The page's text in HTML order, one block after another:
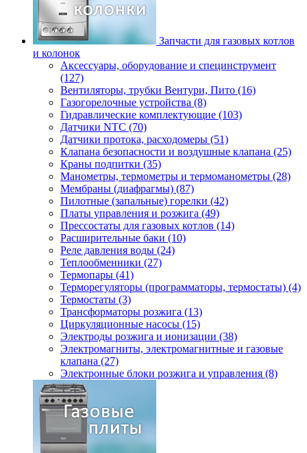
Запчасти для газовых котлов
и колонок
Аксессуары, оборудование и специнструмент
(127)
Вентиляторы, трубки Вентури, Пито (16)
Газогорелочные устройства (8)
Гидравлические комплектующие (103)
Датчики NTC (70)
Датчики протока, расходомеры (51)
Клапана безопасности и воздушные клапана (25)
Краны подпитки (35)
Манометры, термометры и термоманометры (28)
Мембраны (диафрагмы) (87)
Пилотные (запальные) горелки (42)
Платы управления и розжига (49)
Прессостаты для газовых котлов (14)
Расширительные баки (10)
Реле давления воды (24)
Теплообменники (27)
Термопары (41)
Терморегуляторы (программаторы, термостаты) (4)
Термостаты (3)
Трансформаторы розжига (13)
Циркуляционные насосы (15)
Электроды розжига и ионизации (38)
Электромагниты, электромагнитные и газовые
клапана (27)
Электронные блоки розжига и управления (8)